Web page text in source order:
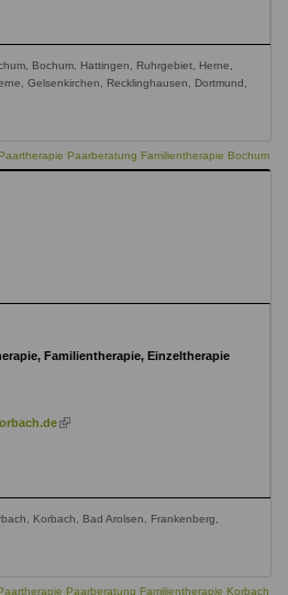
Bochum, Hattingen, Ruhrgebiet, Herne,
Gelsenkirchen, Recklinghausen, Dortmund,
Paartherapie Paarberatung Familientherapie Bochum
Familientherapie, Einzeltherapie
(link
Korbach, Bad Arolsen, Frankenberg,
Paarberatung Familientherapie Korbach